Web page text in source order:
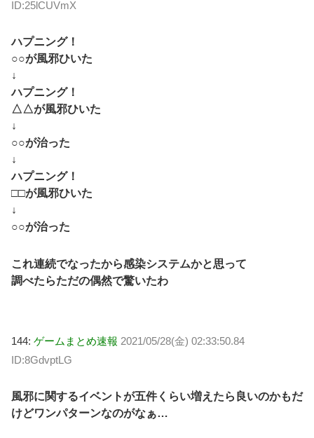
ID:25lCUVmX
ハプニング！
○○が風邪ひいた
↓
ハプニング！
△△が風邪ひいた
↓
○○が治った
↓
ハプニング！
□□が風邪ひいた
↓
○○が治った
これ連続でなったから感染システムかと思って
調べたらただの偶然で驚いたわ
144: ゲームまとめ速報 2021/05/28(金) 02:33:50.84
ID:8GdvptLG
風邪に関するイベントが五件くらい増えたら良いのかもだ
けどワンパターンなのがなぁ…